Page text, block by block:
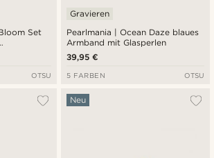
Set
OTSU
Pearlmania | Ocean Daze blaues
Armband mit Glasperlen
Gravieren
39,95 €
5 FARBEN OTSU
Neu